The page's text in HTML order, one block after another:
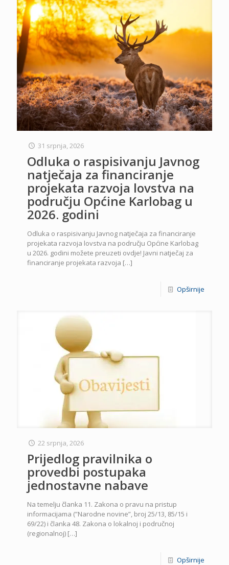
31 srpnja, 2026
Odluka o raspisivanju Javnog
natječaja za financiranje
projekata razvoja lovstva na
području Općine Karlobag u
2026. godini
Odluka o raspisivanju Javnog natječaja za financiranje
projekata razvoja lovstva na području Općine Karlobag
u 2026. godini možete preuzeti ovdje! Javni natječaj za
financiranje projekata razvoja […]
Opširnije
22 srpnja, 2026
Prijedlog pravilnika o
provedbi postupaka
jednostavne nabave
Na temelju članka 11. Zakona o pravu na pristup
informacijama (”Narodne novine”, broj 25/13, 85/15 i
69/22) i članka 48. Zakona o lokalnoj i područnoj
(regionalnoj) […]
Opširnije